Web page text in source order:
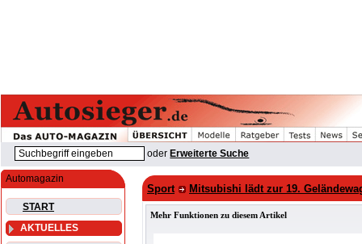
oder Erweiterte Suche
Automagazin
START
AKTUELLES
Sport Mitsubishi lädt zur 19.
Mehr Funktionen zu diesem Artikel